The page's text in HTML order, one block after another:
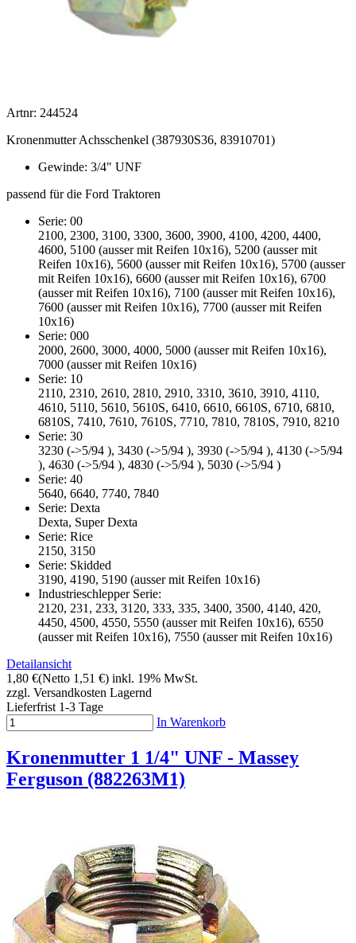
Artnr: 244524
Kronenmutter Achsschenkel (387930S36, 83910701)
Gewinde: 3/4" UNF
passend für die Ford Traktoren
Serie: 00
2100, 2300, 3100, 3300, 3600, 3900, 4100, 4200, 4400,
4600, 5100 (ausser mit Reifen 10x16), 5200 (ausser mit
Reifen 10x16), 5600 (ausser mit Reifen 10x16), 5700 (ausser
mit Reifen 10x16), 6600 (ausser mit Reifen 10x16), 6700
(ausser mit Reifen 10x16), 7100 (ausser mit Reifen 10x16),
7600 (ausser mit Reifen 10x16), 7700 (ausser mit Reifen
10x16)
Serie: 000
2000, 2600, 3000, 4000, 5000 (ausser mit Reifen 10x16),
7000 (ausser mit Reifen 10x16)
Serie: 10
2110, 2310, 2610, 2810, 2910, 3310, 3610, 3910, 4110,
4610, 5110, 5610, 5610S, 6410, 6610, 6610S, 6710, 6810,
6810S, 7410, 7610, 7610S, 7710, 7810, 7810S, 7910, 8210
Serie: 30
3230 (->5/94 ), 3430 (->5/94 ), 3930 (->5/94 ), 4130 (->5/94
), 4630 (->5/94 ), 4830 (->5/94 ), 5030 (->5/94 )
Serie: 40
5640, 6640, 7740, 7840
Serie: Dexta
Dexta, Super Dexta
Serie: Rice
2150, 3150
Serie: Skidded
3190, 4190, 5190 (ausser mit Reifen 10x16)
Industrieschlepper Serie:
2120, 231, 233, 3120, 333, 335, 3400, 3500, 4140, 420,
4450, 4500, 4550, 5550 (ausser mit Reifen 10x16), 6550
(ausser mit Reifen 10x16), 7550 (ausser mit Reifen 10x16)
Detailansicht
1,80 €(Netto 1,51 €) inkl. 19% MwSt.
zzgl. Versandkosten Lagernd
Lieferfrist 1-3 Tage
In Warenkorb
Kronenmutter 1 1/4" UNF - Massey
Ferguson (882263M1)